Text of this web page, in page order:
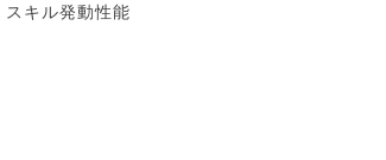
スキル発動性能